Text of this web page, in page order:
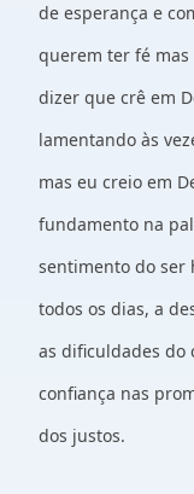
de esperança e
querem ter fé mas
dizer que crê em
lamentando às
mas eu creio em
fundamento na
sentimento do ser
todos os dias, a
as dificuldades do
confiança nas
dos justos.